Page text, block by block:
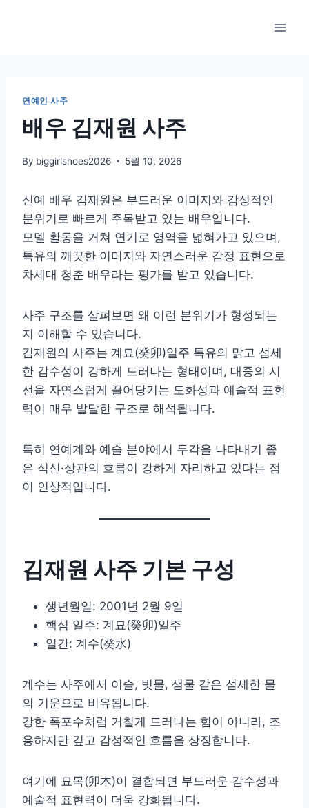
연예인 사주
배우 김재원 사주
By biggirlshoes2026 5월 10, 2026
신예 배우 김재원은 부드러운 이미지와 감성적인
분위기로 빠르게 주목받고 있는 배우입니다.
모델 활동을 거쳐 연기로 영역을 넓혀가고 있으며,
특유의 깨끗한 이미지와 자연스러운 감정 표현으로
차세대 청춘 배우라는 평가를 받고 있습니다.
사주 구조를 살펴보면 왜 이런 분위기가 형성되는
지 이해할 수 있습니다.
김재원의 사주는 계묘(癸卯)일주 특유의 맑고 섬세
한 감수성이 강하게 드러나는 형태이며, 대중의 시
선을 자연스럽게 끌어당기는 도화성과 예술적 표현
력이 매우 발달한 구조로 해석됩니다.
특히 연예계와 예술 분야에서 두각을 나타내기 좋
은 식신·상관의 흐름이 강하게 자리하고 있다는 점
이 인상적입니다.
김재원 사주 기본 구성
생년월일: 2001년 2월 9일
핵심 일주: 계묘(癸卯)일주
일간: 계수(癸水)
계수는 사주에서 이슬, 빗물, 샘물 같은 섬세한 물
의 기운으로 비유됩니다.
강한 폭포수처럼 거칠게 드러나는 힘이 아니라, 조
용하지만 깊고 감성적인 흐름을 상징합니다.
여기에 묘목(卯木)이 결합되면 부드러운 감수성과
예술적 표현력이 더욱 강화됩니다.